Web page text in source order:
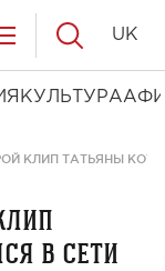
КУЛЬТУРА
UK
КЛИП ТАТЬЯНЫ
в сети